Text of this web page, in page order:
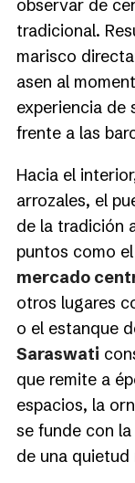
observar de
tradicional.
marisco
asen al
experiencia de
frente a las
Hacia el
arrozales, el
de la tradición
puntos como el
mercado
otros lugares
o el estanque
Saraswati
que remite a
espacios, la
se funde con
de una